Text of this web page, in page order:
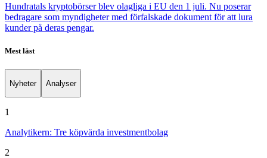
Hundratals kryptobörser blev olagliga i EU den 1 juli. Nu poserar
bedragare som myndigheter med förfalskade dokument för att lura
kunder på deras pengar.
Mest läst
Nyheter Analyser
1
Analytikern: Tre köpvärda investmentbolag
2